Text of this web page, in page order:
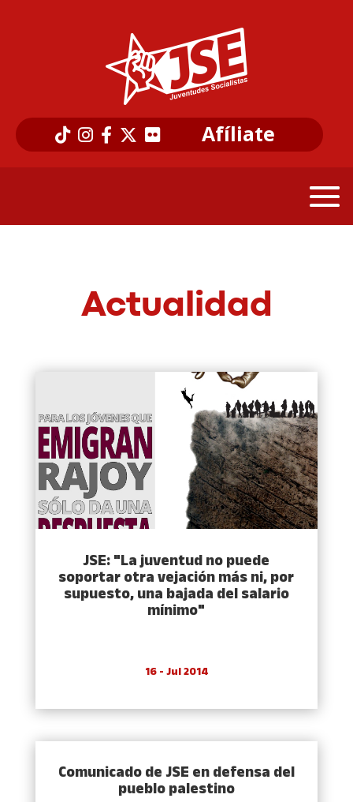
Afíliate
Actualidad
JSE: "La juventud no puede
soportar otra vejación más ni, por
supuesto, una bajada del salario
mí­nimo"
16 - Jul 2014
Comunicado de JSE en defensa del
pueblo palestino